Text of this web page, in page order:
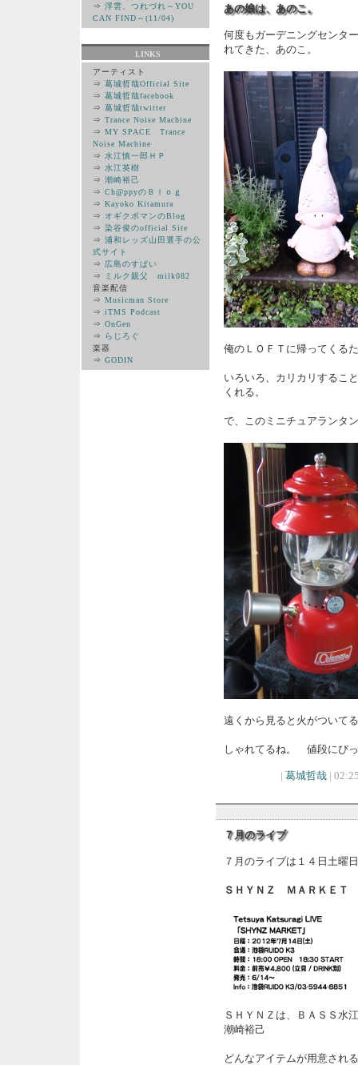
⇒ 浮雲、つれづれ～YOU
CAN FIND～(11/04)
LINKS
アーティスト
⇒ 葛城哲哉Official Site
⇒ 葛城哲哉facebook
⇒ 葛城哲哉twitter
⇒ Trance Noise Machine
⇒ MY SPACE Trance
Noise Machine
⇒ 水江慎一郎ＨＰ
⇒ 水江英樹
⇒ 潮崎裕己
⇒ Ch@ppyのＢｌｏｇ
⇒ Kayoko Kitamura
⇒ オギクボマンのBlog
⇒ 染谷俊のofficial Site
⇒ 浦和レッズ山田選手の公
式サイト
⇒ 広島のすぱい
⇒
ミルク親父 milk082
音楽配信
⇒ Musicman Store
⇒ iTMS Podcast
⇒ OnGen
⇒ らじろぐ
楽器
⇒ GODIN
あの娘は、あのこ。
何度もガーデニングセンタ
れてきた、あのこ。
俺のＬＯＦＴに帰ってくる
いろいろ、カリカリするこ
くれる。
で、このミニチュアランタ
遠くから見ると火がついて
しゃれてるね。 値段にび
| 葛城哲哉 |
７月のライブ
７月のライブは１４日土曜
ＳＨＹＮＺ ＭＡＲＫＥＴ
ＳＨＹＮＺは、ＢＡＳＳ水
潮崎裕己
どんなアイテムが用意され